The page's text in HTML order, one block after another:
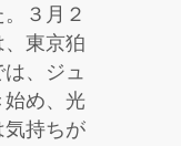
３月２
、東京狛
、ジュ
始め、光
気持ちが